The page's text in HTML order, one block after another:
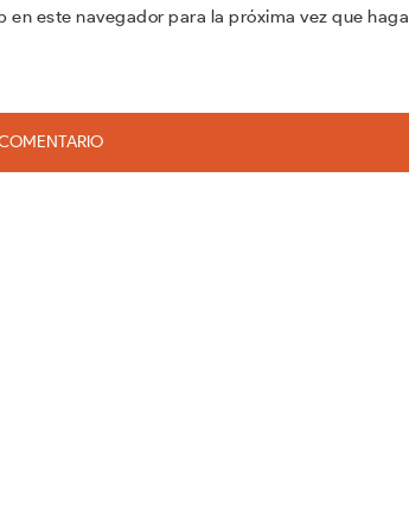
este navegador para la próxima vez que haga